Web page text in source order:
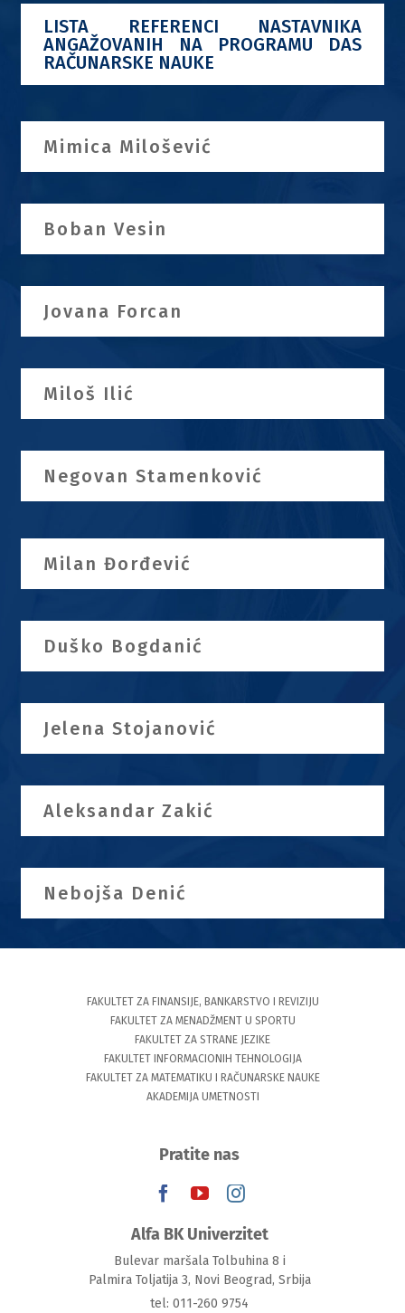
LISTA REFERENCI NASTAVNIKA
ANGAŽOVANIH NA PROGRAMU DAS
RAČUNARSKE NAUKE
Mimica Milošević
Boban Vesin
Jovana Forcan
Miloš Ilić
Negovan Stamenković
Milan Đorđević
Duško Bogdanić
Jelena Stojanović
Aleksandar Zakić
Nebojša Denić
FAKULTET ZA FINANSIJE, BANKARSTVO I REVIZIJU
FAKULTET ZA MENADŽMENT U SPORTU
FAKULTET ZA STRANE JEZIKE
FAKULTET INFORMACIONIH TEHNOLOGIJA
FAKULTET ZA MATEMATIKU I RAČUNARSKE NAUKE
AKADEMIJA UMETNOSTI
Pratite nas
Alfa BK Univerzitet
Bulevar maršala Tolbuhina 8 i
Palmira Toljatija 3, Novi Beograd, Srbija
tel: 011-260 9754